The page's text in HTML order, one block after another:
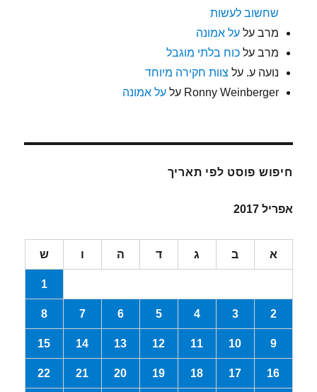
שחשוב לעשות
מרב עלעל אמונה
מרב עלכוח בלתי מוגבל
נועה ע. על צוות חקירה מיוחד
Ronny Weinberger עלעל אמונה
חיפוש פוסט לפי תאריך
אפריל 2017
א ב ג ד ה ו ש
1
2
3
4
5
6
7
8
9
10
11
12
13
14
15
16
17
18
19
20
21
22